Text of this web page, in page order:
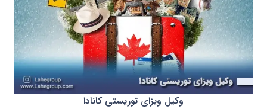
وکیل ویزای توریستی کانادا